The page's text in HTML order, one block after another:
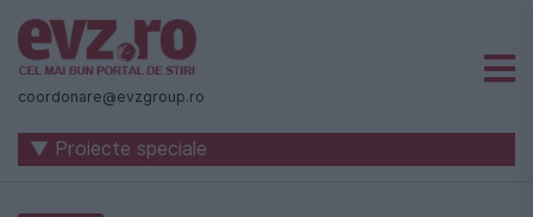
Știri
naționale
internaționale
coordonare@evzgroup.ro
▼ Proiecte speciale